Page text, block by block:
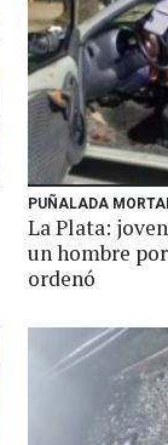
PUÑALADA
La Plata:
un hombre
ordenó